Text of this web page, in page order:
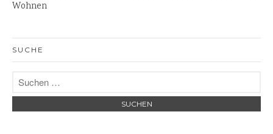
Pflanzschalen
Versteinertes Holz
Wohnen
SUCHE